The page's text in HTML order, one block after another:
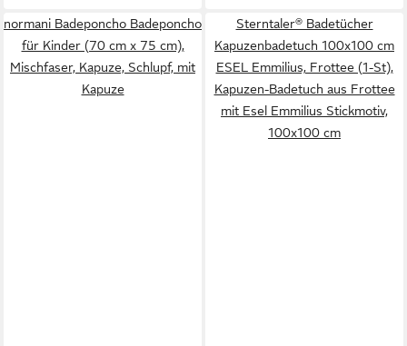
normani Badeponcho Badeponcho
für Kinder (70 cm x 75 cm),
Mischfaser, Kapuze, Schlupf, mit
Kapuze
Sterntaler® Badetücher
Kapuzenbadetuch 100x100 cm
ESEL Emmilius, Frottee (1-St),
Kapuzen-Badetuch aus Frottee
mit Esel Emmilius Stickmotiv,
100x100 cm